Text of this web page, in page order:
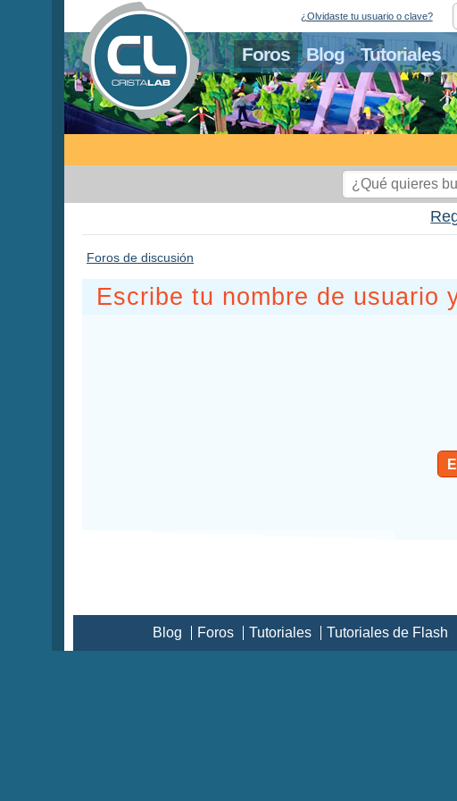
Foros Blog Tutoriales
¿Olvidaste tu usuario o clave?
Foros de discusión
Escribe tu nombre de usuario
Blog Foros Tutoriales Tutoriales de Flash